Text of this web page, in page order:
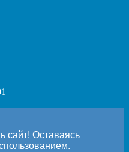
сайт! Оставаясь